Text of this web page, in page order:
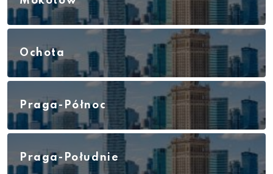
Ochota
Praga-Północ
Praga-Południe